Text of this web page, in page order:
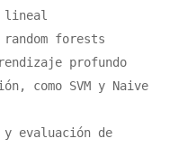
lineal
forests
profundo
como SVM y Naive
evaluación de